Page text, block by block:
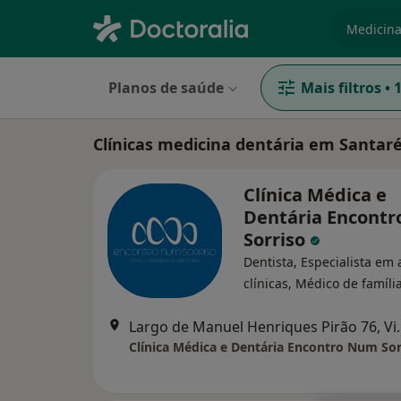
Planos de saúde Mais filtros • 1
Clínicas medicina dentária em
Clínica Médica e
Dentária
Sorriso
Dentista, Especialista em
clínicas, Médico de família
Largo de
Clínica Médica e Dentária Encontro Num